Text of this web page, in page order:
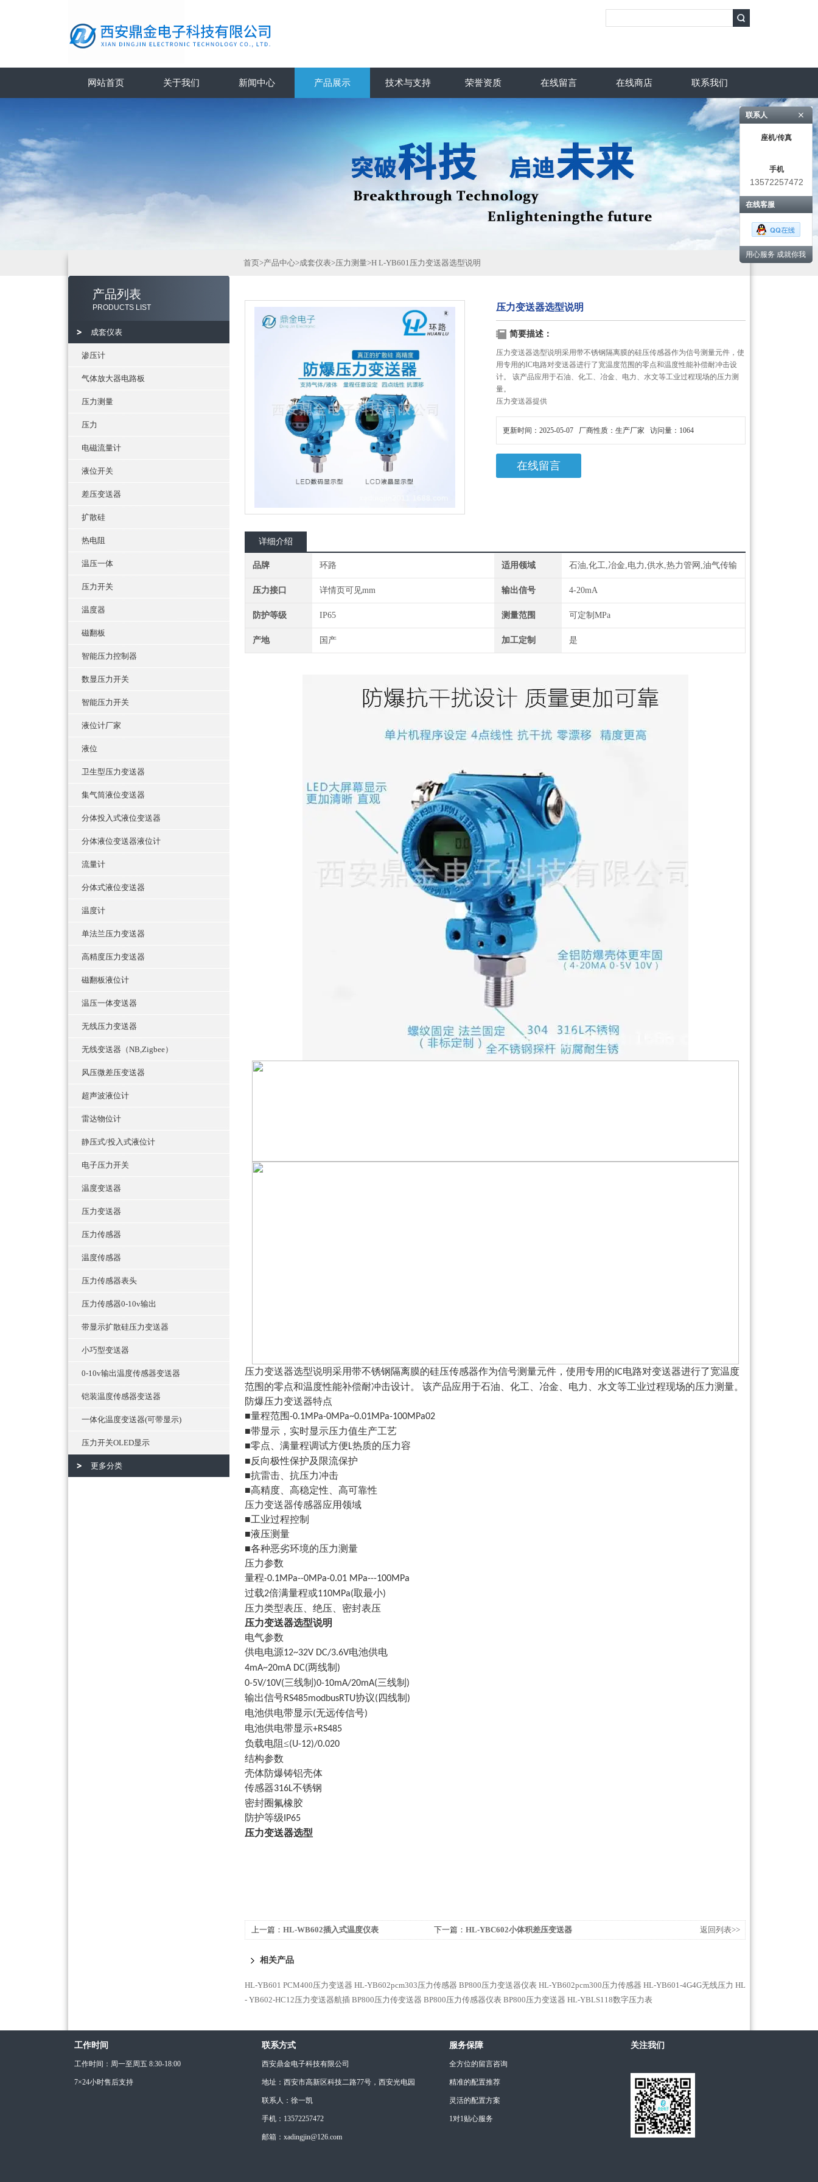
网站首页 关于我们 新闻中心 产品展示 技术与支持 荣誉资质 在线留言 在线商店 联系我们
产品列表
PRODUCTS LIST
成套仪表
渗压计
气体放大器电路板
压力测量
压力
电磁流量计
液位开关
差压变送器
扩散硅
热电阻
温压一体
压力开关
温度器
磁翻板
智能压力控制器
数显压力开关
智能压力开关
液位计厂家
液位
卫生型压力变送器
集气筒液位变送器
分体投入式液位变送器
分体液位变送器液位计
流量计
分体式液位变送器
温度计
单法兰压力变送器
高精度压力变送器
磁翻板液位计
温压一体变送器
无线压力变送器
无线变送器（NB,Zigbee）
风压微差压变送器
超声波液位计
雷达物位计
静压式/投入式液位计
电子压力开关
温度变送器
压力变送器
压力传感器
温度传感器
压力传感器表头
压力传感器0-10v输出
带显示扩散硅压力变送器
小巧型变送器
0-10v输出温度传感器变送器
铠装温度传感器变送器
一体化温度变送器(可带显示)
压力开关OLED显示
更多分类
首页>产品中心>成套仪表>压力测量>H L-YB601压力变送器选型说明
压力变送器选型说明
简要描述：
压力变送器选型说明采用带不锈钢隔离膜的硅压传感器作为信号测量元件，使
用专用的IC电路对变送器进行了宽温度范围的零点和温度性能补偿耐冲击设
计。 该产品应用于石油、化工、冶金、电力、水文等工业过程现场的压力测
量。
压力变送器提供
更新时间：2025-05-07 厂商性质：生产厂家 访问量：1064
在线留言
详细介绍
品牌 环路 适用领域 石油,化工,冶金,电力,供水,热力管网,油气传输
压力接口 详情页可见mm 输出信号 4-20mA
防护等级 IP65 测量范围 可定制MPa
产地 国产 加工定制 是
压力变送器选型说明采用带不锈钢隔离膜的硅压传感器作为信号测量元件，使用专用的 IC电路对变送器进行了宽温度
范围的零点和温度性能补偿耐冲击设计。
该产品应用于石油、化工、冶金、电力、水文等工业过程现场的压力测量。
防爆压力变送器特点
■量程范围-0.1MPa-0MPa~0.01MPa-100MPa02
■带显示，实时显示压力值生产工艺
■零点、满量程调试方便L热质的压力容
■反向极性保护及限流保护
■抗雷击、抗压力冲击
■高精度、高稳定性、高可靠性
压力变送器传感器应用领域
■工业过程控制
■液压测量
■各种恶劣环境的压力测量
压力参数
量程-0.1MPa--0MPa-0.01 MPa---100MPa
过载2倍满量程或110MPa(取最小)
压力类型表压、绝压、密封表压
压力变送器选型说明
电气参数
供电电源12~32V DC/3.6V电池供电
4mA~20mA DC(两线制 )
0-5V/10V(三线制 )0-10mA/20mA(三线制 )
输出信号RS485modbusRTU协议( 四线制 )
电池供电带显示(无远传信号)
电池供电带显示+RS485
负载电阻≤(U-12)/0.020
结构参数
壳体防爆铸铝壳体
传感器316L不锈钢
密封圈氟橡胶
防护等级 IP65
压力变送器选型
上一篇： HL-WB602插入式温度仪表 下一篇： HL-YBC602小体积差压变送器 返回列表>>
相关产品
HL-YB601 PCM400压力变送器 HL-YB602pcm303压力传感器 BP800压力变送器仪表 HL-YB602pcm300压力传感器 HL-YB601-4G4G无线压力 HL
- YB602-HC12压力变送器航插 BP800压力传变送器 BP800压力传感器仪表 BP800压力变送器 HL-YBLS118数字压力表
工作时间
工作时间：周一至周五 8:30-18:00
7×24小时售后支持
联系方式
西安鼎金电子科技有限公司
地址：西安市高新区科技二路77号，西安光电园
联系人：徐一凯
手机：13572257472
邮箱：xadingjin@126.com
服务保障
全方位的留言咨询
精准的配置推荐
灵活的配置方案
1对1贴心服务
关注我们
联系人
座机/传真
手机
13572257472
在线客服
用心服务 成就你我